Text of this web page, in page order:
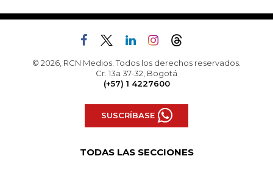
© 2026, RCN Medios. Todos los derechos reservados.
Cr. 13a 37-32, Bogotá
(+57) 1 4227600
SUSCRÍBASE
TODAS LAS SECCIONES